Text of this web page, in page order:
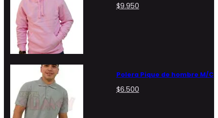
$9.950
Polera Pique de hombre M/C
$6.500